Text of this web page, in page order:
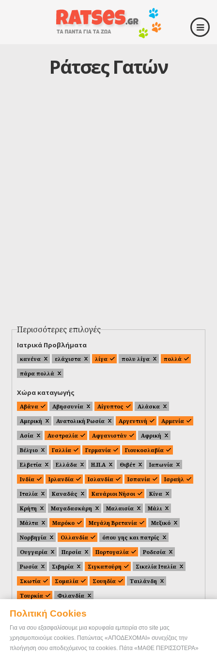
Πολιτική Cookies
Για να σου εξασφαλίσουμε μια κορυφαία εμπειρία στο site μας
χρησιμοποιούμε cookies. Πατώντας «ΑΠΟΔΕΧΟΜΑΙ» συνεχίζεις την
πλοήγηση σου αποδεχόμενος τα cookies. Πάτα «ΜΑΘΕ ΠΕΡΙΣΣΟΤΕΡΑ»
Ράτσες Γατών
Περισσότερες επιλογές
Ιατρικά Προβλήματα
κανένα ελάχιστα λίγα πολυ λίγα
πολλά
πάρα πολλά
Χώρα καταγωγής
Αβάνα Αβησσυνία Αίγυπτος
Αλάσκα
Αμερική
Ανατολική Ρωσία Αργεντινή
Αρμενία
Ασία
Αυστραλία Αφγανιστάν
Αφρική
Βέλγιο
Γαλλία Γερμανία
Γιουκοσλαβία
Ελβετία
Ελλάδα Η.Π.Α Θιβέτ
Ιαπωνία
Ινδία
Ιρλανδία Ισλανδία Ισπανία
Ισραήλ
Ιταλία
Καναδάς Κανάριοι Νήσοι
Κίνα
Κρήτη
Μαγαδασκάρη Μαλαισία
Μάλι
Μάλτα
Μαρόκο Μεγάλη Βρετανία
Μεξικό
Νορβηγία
Ολλανδία
όπου γης και πατρίς
Ουγγαρία
Περσία Πορτογαλία
Ροδεσία
Ρωσία
Σιβηρία Σιγκαπούρη
Σικελία Ιταλία
Σκωτία
Σομαλία Σουηδία
Ταιλάνδη
Τουρκία
Φιλανδία